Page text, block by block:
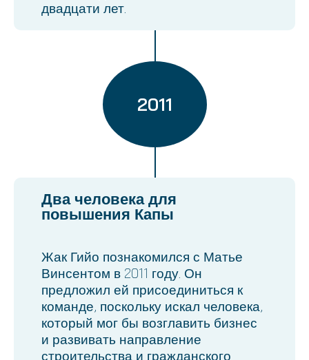
двадцати лет.
2011
Два человека для
повышения Капы
Жак Гийо познакомился с Матье
Винсентом в 2011 году. Он
предложил ей присоединиться к
команде, поскольку искал человека,
который мог бы возглавить бизнес
и развивать направление
строительства и гражданского